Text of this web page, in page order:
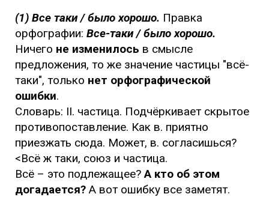
(1) Все таки / было хорошо. Правка
орфографии: Все-таки / было хорошо.
Ничего не изменилось в смысле
предложения, то же значение частицы "всё-
таки", только нет орфографической
ошибки.
Словарь: II. частица. Подчёркивает скрытое
противопоставление. Как в. приятно
приезжать сюда. Может, в. согласишься?
<Всё ж таки, союз и частица.
Всё – это подлежащее?А кто об этом
догадается? А вот ошибку все заметят.